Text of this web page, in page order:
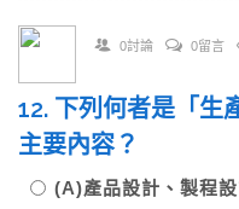
0討論 0留言
12. 下列何者是「生
主要內容？
(A)產品設計、製程